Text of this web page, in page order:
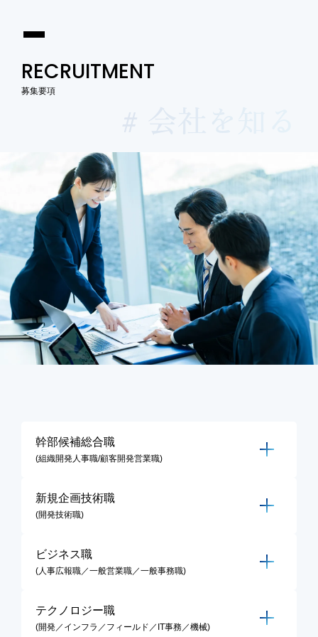
RECRUITMENT
募集要項
# 会社を知る
幹部候補総合職
(組織開発人事職/顧客開発営業職)
新規企画技術職
(開発技術職)
ビジネス職
(人事広報職／一般営業職／一般事務職)
テクノロジー職
(開発／インフラ／フィールド／IT事務／機械)